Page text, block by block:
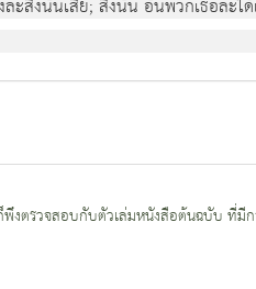
งนั้นเสีย; สิ่งนั้น อันพวกเธอละได
ตรวจสอบกับตัวเล่มหนังสือต้นฉบับ ที่มีก